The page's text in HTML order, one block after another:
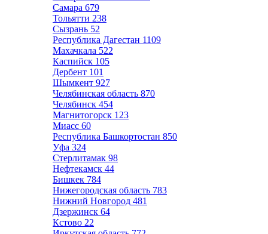
Самара 679
Тольятти 238
Сызрань 52
Республика Дагестан 1109
Махачкала 522
Каспийск 105
Дербент 101
Шымкент 927
Челябинская область 870
Челябинск 454
Магнитогорск 123
Миасс 60
Республика Башкортостан 850
Уфа 324
Стерлитамак 98
Нефтекамск 44
Бишкек 784
Нижегородская область 783
Нижний Новгород 481
Дзержинск 64
Кстово 22